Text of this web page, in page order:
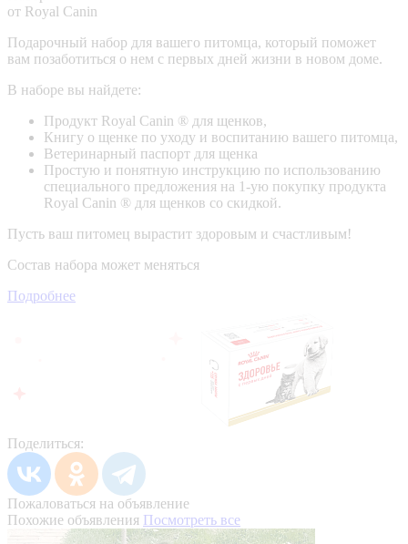
от Royal Canin
Подарочный набор для вашего питомца, который поможет
вам позаботиться о нем с первых дней жизни в новом доме.
В наборе вы найдете:
Продукт Royal Canin ® для щенков,
Книгу о щенке по уходу и воспитанию вашего питомца,
Ветеринарный паспорт для щенка
Простую и понятную инструкцию по использованию
специального предложения на 1-ую покупку продукта
Royal Canin ® для щенков со скидкой.
Пусть ваш питомец вырастит здоровым и счастливым!
Состав набора может меняться
Подробнее
Поделиться:
Пожаловаться на объявление
Похожие объявления Посмотреть все